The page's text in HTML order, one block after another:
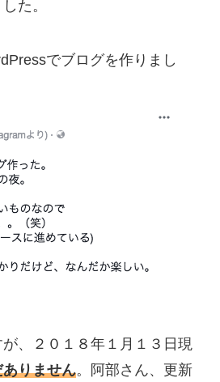
た。
でブログを作りまし
が、２０１８年１月１３日現
りません。阿部さん、更新